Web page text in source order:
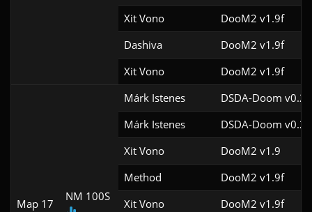
Xit Vono
DooM2 v1.9f
Dashiva
DooM2 v1.9f
Xit Vono
DooM2 v1.9f
Map 17
NM 100S
Márk Istenes
DSDA-Doom
Márk Istenes
DSDA-Doom
Xit Vono
DooM2 v1.9
Method
DooM2 v1.9f
Xit Vono
DooM2 v1.9f